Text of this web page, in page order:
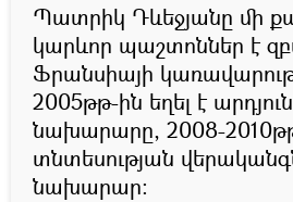
Պատրիկ Դևեջյանը մի
կարևոր պաշտոններ է
Ֆրանսիայի
2005թթ-ին եղել է
նախարարը, 2008-
տնտեսության
նախարար: